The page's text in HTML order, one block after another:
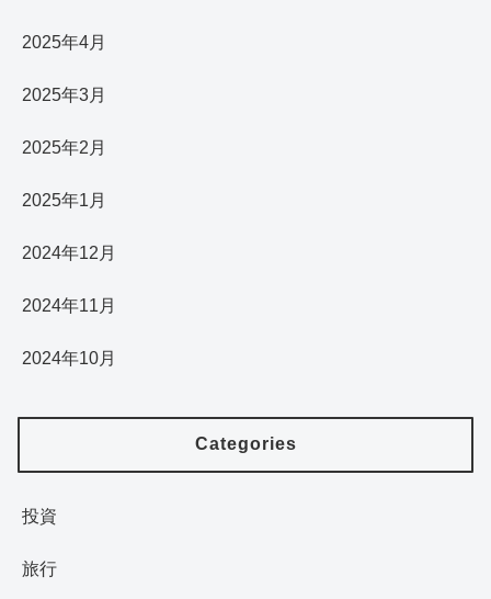
2025年4月
2025年3月
2025年2月
2025年1月
2024年12月
2024年11月
2024年10月
Categories
投資
旅行